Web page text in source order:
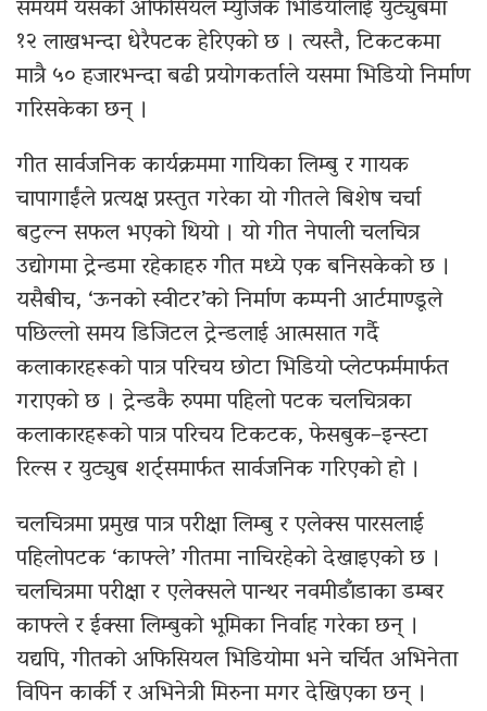
समयमै यसको अफिसियल म्युजिक भिडियोलाई युट्युबमा
१२ लाखभन्दा धेरैपटक हेरिएको छ । त्यस्तै, टिकटकमा
मात्रै ५० हजारभन्दा बढी प्रयोगकर्ताले यसमा भिडियो निर्माण
गरिसकेका छन् ।
गीत सार्वजनिक कार्यक्रममा गायिका लिम्बु र गायक
चापागाईंले प्रत्यक्ष प्रस्तुत गरेका यो गीतले बिशेष चर्चा
बटुल्न सफल भएको थियो । यो गीत नेपाली चलचित्र
उद्योगमा ट्रेन्डमा रहेकाहरु गीत मध्ये एक बनिसकेको छ ।
यसैबीच, ‘ऊनको स्वीटर’को निर्माण कम्पनी आर्टमाण्डूले
पछिल्लो समय डिजिटल ट्रेन्डलाई आत्मसात गर्दै
कलाकारहरूको पात्र परिचय छोटा भिडियो प्लेटफर्ममार्फत
गराएको छ । ट्रेन्डकै रुपमा पहिलो पटक चलचित्रका
कलाकारहरूको पात्र परिचय टिकटक, फेसबुक–इन्स्टा
रिल्स र युट्युब शर्ट्समार्फत सार्वजनिक गरिएको हो ।
चलचित्रमा प्रमुख पात्र परीक्षा लिम्बु र एलेक्स पारसलाई
पहिलोपटक ‘काफ्ले’ गीतमा नाचिरहेको देखाइएको छ ।
चलचित्रमा परीक्षा र एलेक्सले पान्थर नवमीडाँडाका डम्बर
काफ्ले र ईक्सा लिम्बुको भूमिका निर्वाह गरेका छन् ।
यद्यपि, गीतको अफिसियल भिडियोमा भने चर्चित अभिनेता
विपिन कार्की र अभिनेत्री मिरुना मगर देखिएका छन् ।